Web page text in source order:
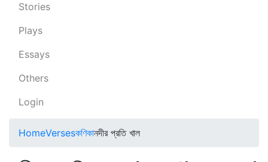
Stories
Plays
Essays
Others
Login
HomeVersesকণিকানদীর প্রতি খাল